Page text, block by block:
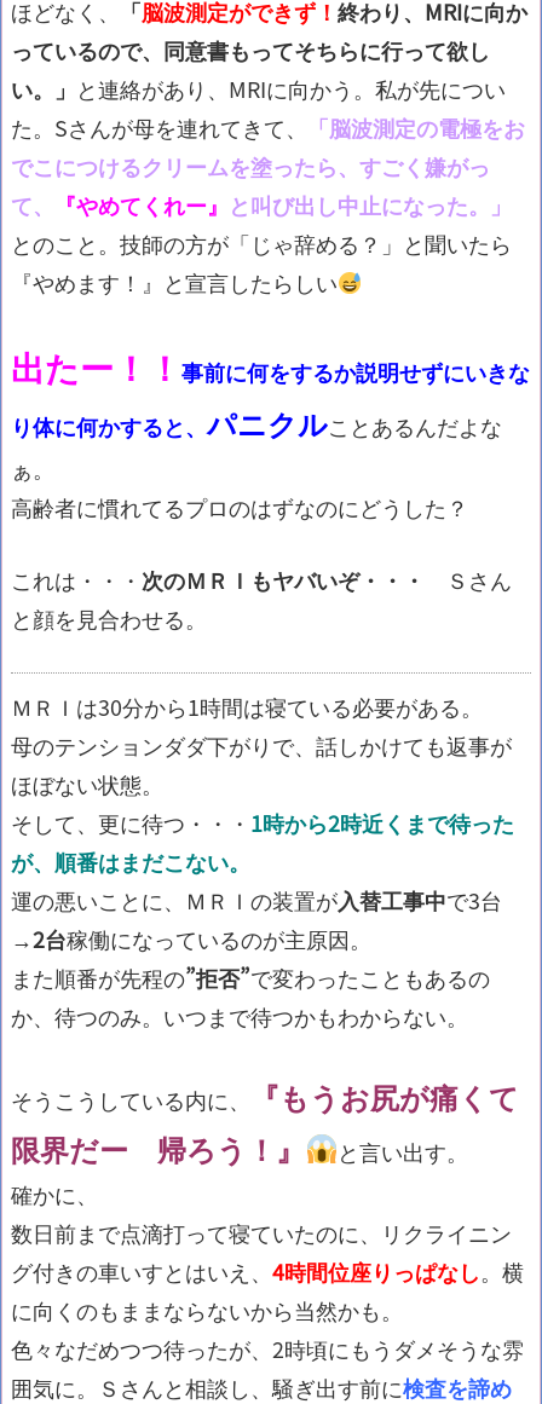
ほどなく、 「脳波測定ができず！ 終わり、MRIに向か
っているので、同意書もってそちらに行って欲し
い。」 と連絡があり、MRIに向かう。私が先につい
た。Sさんが母を連れてきて、
「脳波測定の電極をお
でこにつけるクリームを塗ったら、すごく嫌がっ
て、
『やめてくれー』 と叫び出し中止になった。」
とのこと。技師の方が「じゃ辞める？」と聞いたら
『やめます！』と宣言したらしい
出たー！！ 事前に何をするか説明せずにいきな
り体に何かすると、パニクルことあるんだよな
ぁ。
高齢者に慣れてるプロのはずなのにどうした？
これは・・・ 次のＭＲＩもヤバいぞ・・・
Ｓさん
と顔を見合わせる。
ＭＲＩは30分から1時間は寝ている必要がある。
母のテンションダダ下がりで、話しかけても返事が
ほぼない状態。
そして、更に待つ・・・ 1時から2時近くまで待った
が、順番はまだこない。
運の悪いことに、ＭＲＩの装置が入替工事中で3台
→2台稼働になっているのが主原因。
また順番が先程の”拒否”で変わったこともあるの
か、待つのみ。いつまで待つかもわからない。
そうこうしている内に、
『もうお尻が痛くて
限界だー 帰ろう！』
と言い出す。
確かに、
数日前まで点滴打って寝ていたのに、リクライニン
グ付きの車いすとはいえ、 4時間位座りっぱなし。横
に向くのもままならないから当然かも。
色々なだめつつ待ったが、2時頃にもうダメそうな雰
囲気に。Ｓさんと相談し、騒ぎ出す前に検査を諦め